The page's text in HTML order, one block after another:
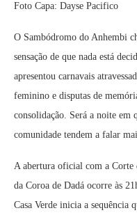
Foto Capa: Dayse Pacifico
O Sambódromo do Anhembi
sensação de que nada está
apresentou carnavais
feminino e disputas de
consolidação. Será a noite em
comunidade tendem a falar
A abertura oficial com a
da Coroa de Dadá ocorre às
Casa Verde inicia a sequência